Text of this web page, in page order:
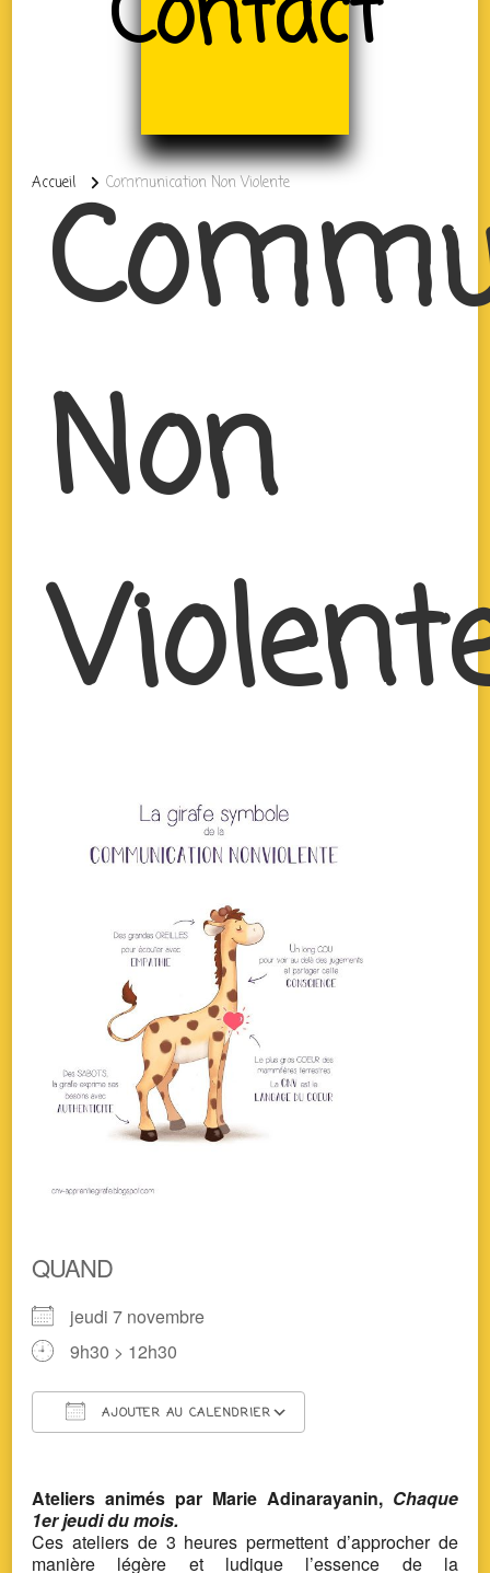
Accueil Communication Non Violente
Non
QUAND
jeudi 7 novembre
9h30 > 12h30
AJOUTER AU CALENDRIER
Ateliers animés par Marie Adinarayanin, Chaque
1er jeudi du mois.
Ces ateliers de 3 heures permettent d’approcher de
manière légère et ludique l’essence de la